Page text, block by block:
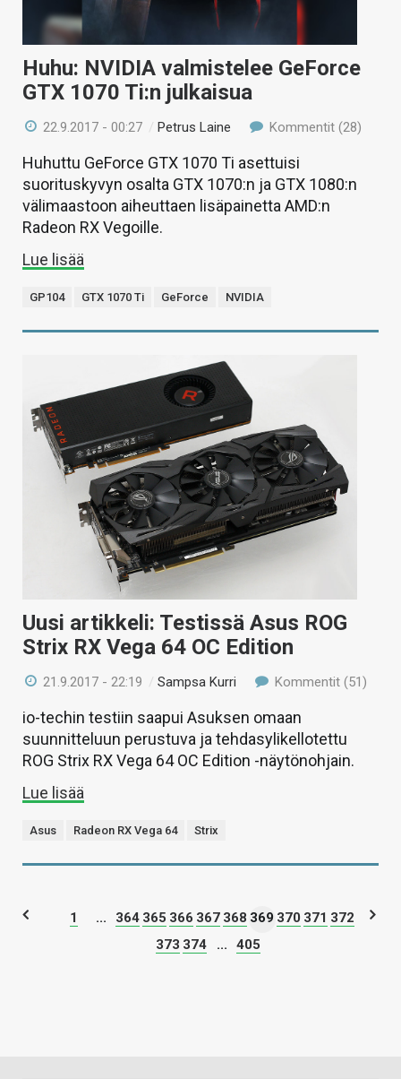
Huhu: NVIDIA valmistelee GeForce
GTX 1070 Ti:n julkaisua
22.9.2017 - 00:27 / Petrus Laine Kommentit (28)
Huhuttu GeForce GTX 1070 Ti asettuisi
suorituskyvyn osalta GTX 1070:n ja GTX 1080:n
välimaastoon aiheuttaen lisäpainetta AMD:n
Radeon RX Vegoille.
Lue lisää
GP104 GTX 1070 Ti GeForce NVIDIA
Uusi artikkeli: Testissä Asus ROG
Strix RX Vega 64 OC Edition
21.9.2017 - 22:19 /Sampsa Kurri Kommentit (51)
io-techin testiin saapui Asuksen omaan
suunnitteluun perustuva ja tehdasylikellotettu
ROG Strix RX Vega 64 OC Edition -näytönohjain.
Lue lisää
Asus Radeon RX Vega 64 Strix
1 ... 364 365 366 367 368 369 370 371 372
373 374 ... 405